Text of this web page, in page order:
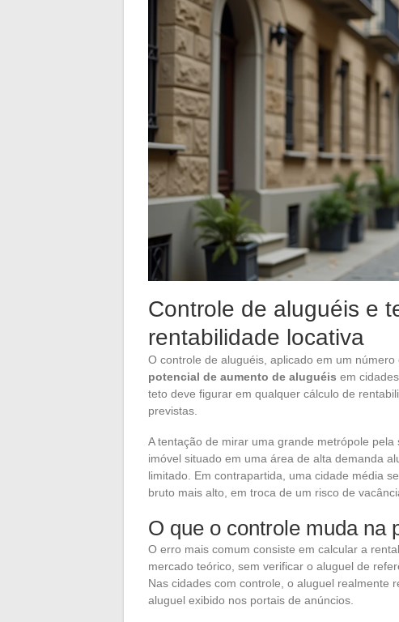
Controle de aluguéis e
rentabilidade locativa
O controle de aluguéis, aplicado em um número
potencial de aumento de aluguéis em
teto deve figurar em qualquer cálculo de
previstas.
A tentação de mirar uma grande metrópole
imóvel situado em uma área de alta demanda
limitado. Em contrapartida, uma cidade média
bruto mais alto, em troca de um risco de
O que o controle muda na
O erro mais comum consiste em calcular a
mercado teórico, sem verificar o aluguel de
Nas cidades com controle, o aluguel realmente
aluguel exibido nos portais de anúncios.